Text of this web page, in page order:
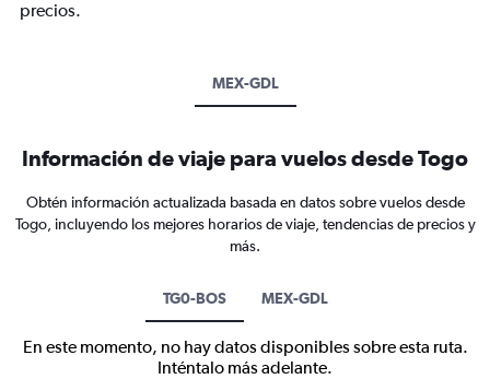
precios.
MEX-GDL
Información de viaje para vuelos desde Togo
Obtén información actualizada basada en datos sobre vuelos desde
Togo, incluyendo los mejores horarios de viaje, tendencias de precios y
más.
TG0-BOS MEX-GDL
En este momento, no hay datos disponibles sobre esta ruta.
Inténtalo más adelante.